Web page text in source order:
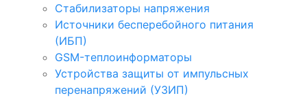
Стабилизаторы напряжения
Источники бесперебойного питания
(ИБП)
GSM-теплоинформаторы
Устройства защиты от импульсных
перенапряжений (УЗИП)